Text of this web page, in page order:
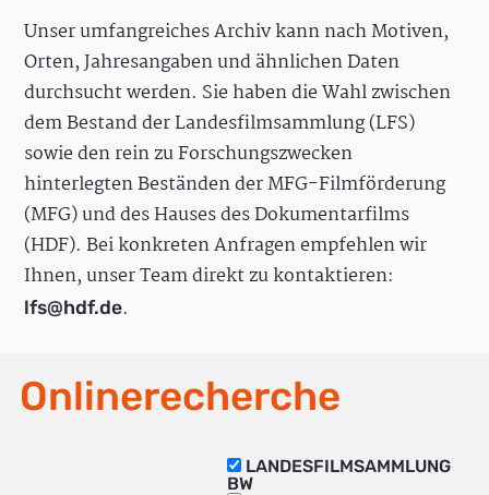
Unser umfangreiches Archiv kann nach Motiven,
Orten, Jahresangaben und ähnlichen Daten
durchsucht werden. Sie haben die Wahl zwischen
dem Bestand der Landesfilmsammlung (LFS)
sowie den rein zu Forschungszwecken
hinterlegten Beständen der MFG-Filmförderung
(MFG) und des Hauses des Dokumentarfilms
(HDF). Bei konkreten Anfragen empfehlen wir
Ihnen, unser Team direkt zu kontaktieren:
lfs@hdf.de.
Onlinerecherche
LANDESFILMSAMMLUNG
BW